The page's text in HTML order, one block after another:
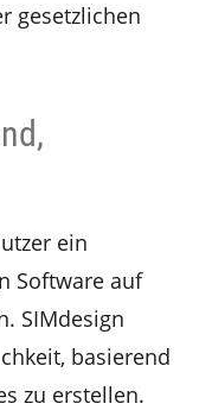
gesetzlichen
ein
Software auf
SIMdesign
basierend
zu erstellen.